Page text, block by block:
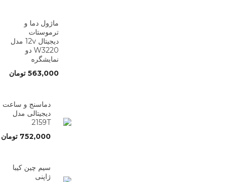
ماژول دما و
ترموستات
دیجیتال 12v مدل
W3220 دو
نمایشگره
563,000 تومان
دماسنج و ساعت
دیجیتالی مدل
2159T
752,000 تومان
سیم چین کیبا
ژاپنی